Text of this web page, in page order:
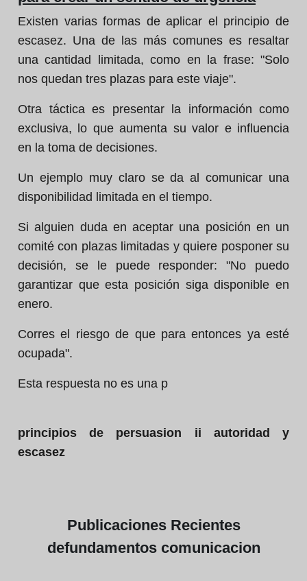
Existen varias formas de aplicar el principio de
escasez. Una de las más comunes es resaltar
una cantidad limitada, como en la frase: "Solo
nos quedan tres plazas para este viaje".
Otra táctica es presentar la información como
exclusiva, lo que aumenta su valor e influencia
en la toma de decisiones.
Un ejemplo muy claro se da al comunicar una
disponibilidad limitada en el tiempo.
Si alguien duda en aceptar una posición en un
comité con plazas limitadas y quiere posponer su
decisión, se le puede responder: "No puedo
garantizar que esta posición siga disponible en
enero.
Corres el riesgo de que para entonces ya esté
ocupada".
Esta respuesta no es una p
principios de persuasion ii autoridad y
escasez
Publicaciones Recientes
defundamentos comunicacion